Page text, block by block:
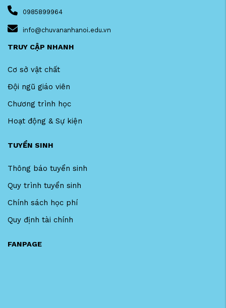
0985899964
info@chuvananhanoi.edu.vn
TRUY CẬP NHANH
Cơ sở vật chất
Đội ngũ giáo viên
Chương trình học
Hoạt động & Sự kiện
TUYỂN SINH
Thông báo tuyển sinh
Quy trình tuyển sinh
Chính sách học phí
Quy định tài chính
FANPAGE